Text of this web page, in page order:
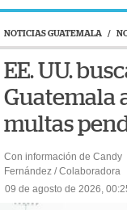
NOTICIAS GUATEMALA /
EE. UU.
Guatemala
multas
Con información de Candy
Fernández / Colaboradora
09 de agosto de 2026,